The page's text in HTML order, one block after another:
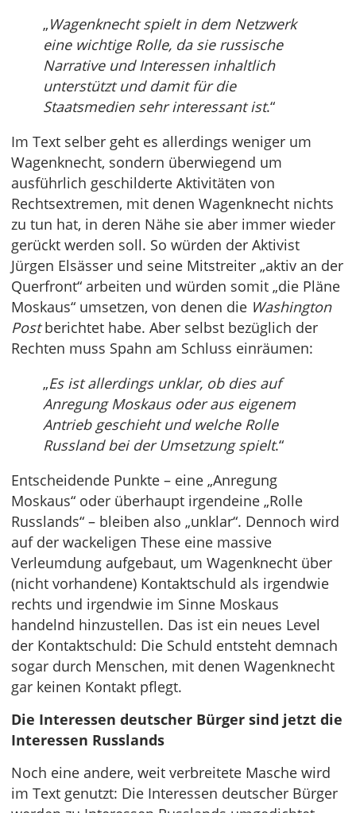
„Wagenknecht spielt in dem Netzwerk
eine wichtige Rolle, da sie russische
Narrative und Interessen inhaltlich
unterstützt und damit für die
Staatsmedien sehr interessant ist.“
Im Text selber geht es allerdings weniger um
Wagenknecht, sondern überwiegend um
ausführlich geschilderte Aktivitäten von
Rechtsextremen, mit denen Wagenknecht nichts
zu tun hat, in deren Nähe sie aber immer wieder
gerückt werden soll. So würden der Aktivist
Jürgen Elsässer und seine Mitstreiter „aktiv an der
Querfront“ arbeiten und würden somit „die Pläne
Moskaus“ umsetzen, von denen die Washington
Postberichtet habe. Aber selbst bezüglich der
Rechten muss Spahn am Schluss einräumen:
„Es ist allerdings unklar, ob dies auf
Anregung Moskaus oder aus eigenem
Antrieb geschieht und welche Rolle
Russland bei der Umsetzung spielt.“
Entscheidende Punkte – eine „Anregung
Moskaus“ oder überhaupt irgendeine „Rolle
Russlands“ – bleiben also „unklar“. Dennoch wird
auf der wackeligen These eine massive
Verleumdung aufgebaut, um Wagenknecht über
(nicht vorhandene) Kontaktschuld als irgendwie
rechts und irgendwie im Sinne Moskaus
handelnd hinzustellen. Das ist ein neues Level
der Kontaktschuld: Die Schuld entsteht demnach
sogar durch Menschen, mit denen Wagenknecht
gar keinen Kontakt pflegt.
Die Interessen deutscher Bürger sind jetzt die
Interessen Russlands
Noch eine andere, weit verbreitete Masche wird
im Text genutzt: Die Interessen deutscher Bürger